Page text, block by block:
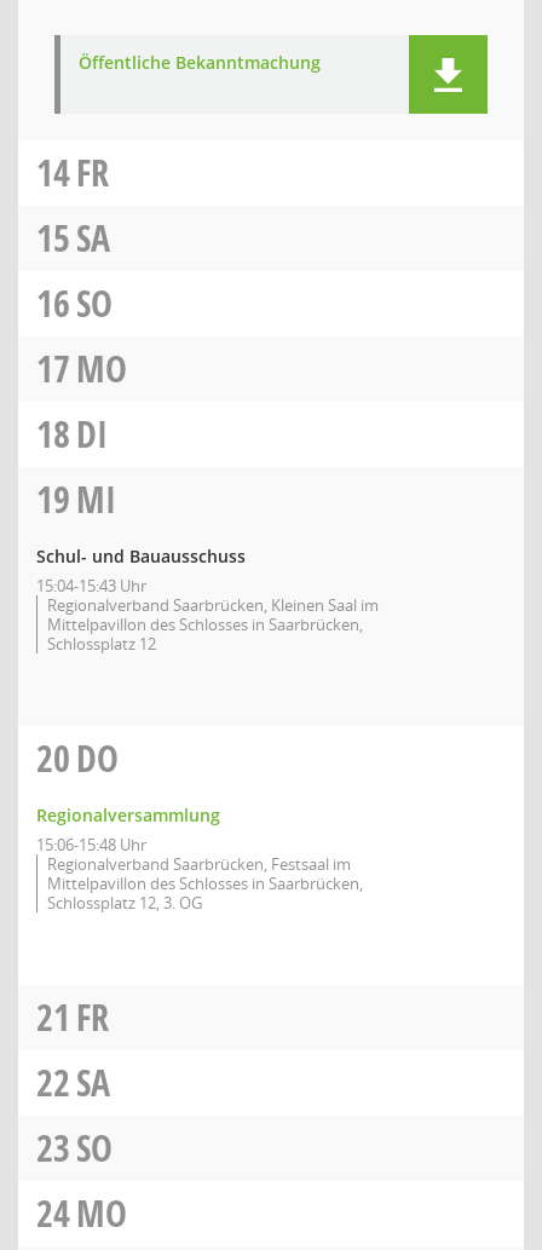
Öffentliche Bekanntmachung
14FR
15SA
16SO
17MO
18DI
19MI
Schul- und Bauausschuss
15:04-15:43 Uhr
Regionalverband Saarbrücken, Kleinen Saal im
Mittelpavillon des Schlosses in Saarbrücken,
Schlossplatz 12
20DO
Regionalversammlung
15:06-15:48 Uhr
Regionalverband Saarbrücken, Festsaal im
Mittelpavillon des Schlosses in Saarbrücken,
Schlossplatz 12, 3. OG
21 FR
22SA
23SO
24MO